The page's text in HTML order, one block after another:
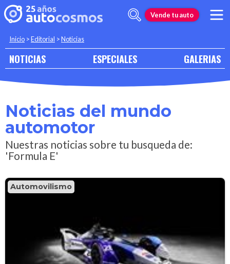
Vende tu auto
Inicio >Editorial >Noticias
NOTICIAS ESPECIALES GALERIAS
Noticias del mundo
automotor
Nuestras noticias sobre tu busqueda de:
'Formula E'
Automovilismo